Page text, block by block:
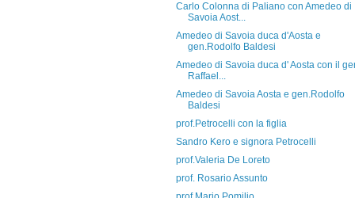
Carlo Colonna di Paliano con Amedeo di
Savoia Aost...
Amedeo di Savoia duca d'Aosta e
gen.Rodolfo Baldesi
Amedeo di Savoia duca d' Aosta con il
Raffael...
Amedeo di Savoia Aosta e gen.Rodolfo
Baldesi
prof.Petrocelli con la figlia
Sandro Kero e signora Petrocelli
prof.Valeria De Loreto
prof. Rosario Assunto